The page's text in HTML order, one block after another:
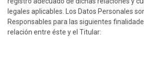
legales aplicables. Los Datos Personales
Responsables para las siguientes
relación entre éste y el Titular: